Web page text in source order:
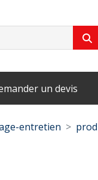
un devis
entretien